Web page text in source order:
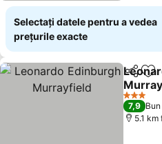
Selectați datele pentru a vedea
prețurile exacte
3 Stele
7,9 Bun
5.1